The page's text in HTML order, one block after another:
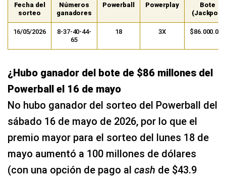
Fecha del
sorteo
Números
ganadores
Powerball Powerplay
Bote
(Jackpot)
16/05/2026
8-37-40-44-
65
18 3X $86.000.000
¿Hubo ganador del bote de $86 millones del
Powerball el 16 de mayo
No hubo ganador del sorteo del Powerball del
sábado 16 de mayo de 2026, por lo que el
premio mayor para el sorteo del lunes 18 de
mayo aumentó a 100 millones de dólares
(con una opción de pago al cash de $43.9